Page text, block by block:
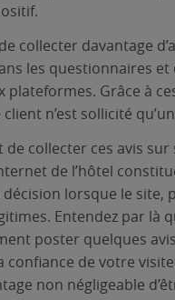
collecter davantage
les questionnaires
Grâce à
n’est sollicité
de collecter ces avis
de l’hôtel
lorsque le
Entendez par là
poster quelques
de votre
non négligeable